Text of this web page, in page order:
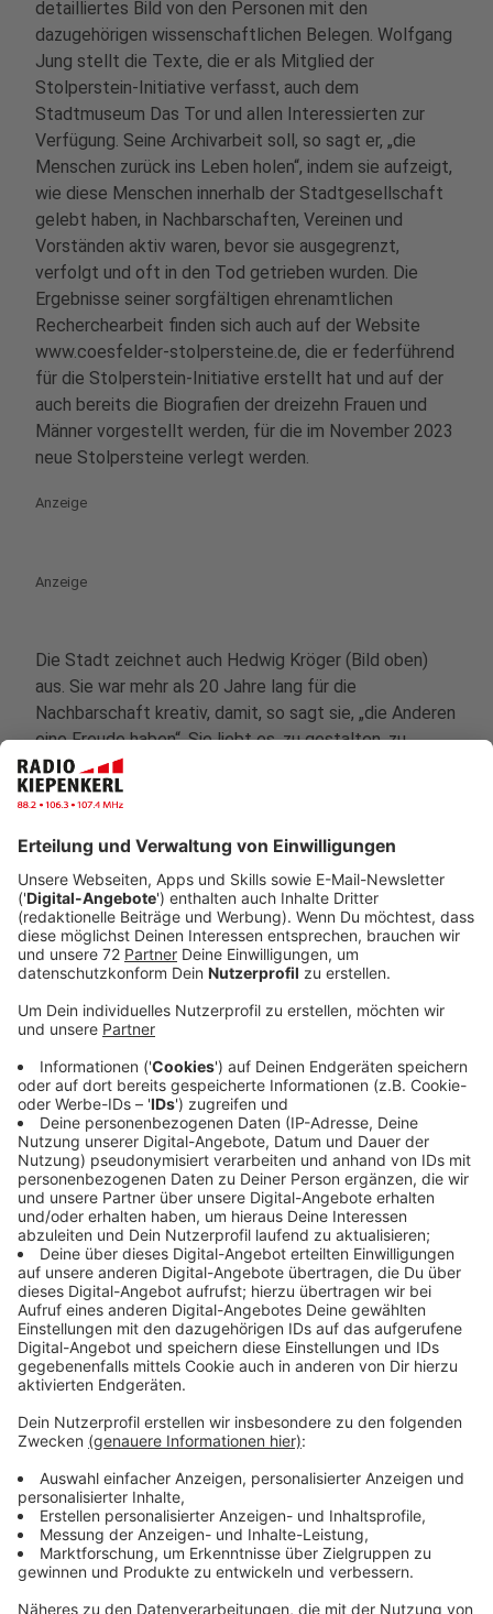
detailliertes Bild von den Personen mit den
dazugehörigen wissenschaftlichen Belegen. Wolfgang
Jung stellt die Texte, die er als Mitglied der
Stolperstein-Initiative verfasst, auch dem
Stadtmuseum Das Tor und allen Interessierten zur
Verfügung. Seine Archivarbeit soll, so sagt er, „die
Menschen zurück ins Leben holen“, indem sie aufzeigt,
wie diese Menschen innerhalb der Stadtgesellschaft
gelebt haben, in Nachbarschaften, Vereinen und
Vorständen aktiv waren, bevor sie ausgegrenzt,
verfolgt und oft in den Tod getrieben wurden. Die
Ergebnisse seiner sorgfältigen ehrenamtlichen
Recherchearbeit finden sich auch auf der Website
www.coesfelder-stolpersteine.de, die er federführend
für die Stolperstein-Initiative erstellt hat und auf der
auch bereits die Biografien der dreizehn Frauen und
Männer vorgestellt werden, für die im November 2023
neue Stolpersteine verlegt werden.
Anzeige
Anzeige
Die Stadt zeichnet auch Hedwig Kröger (Bild oben)
aus. Sie war mehr als 20 Jahre lang für die
Nachbarschaft kreativ, damit, so sagt sie, „die Anderen
eine Freude haben“. Sie liebt es, zu gestalten, zu
dekorieren und zu basteln und diese Eigenschaft
brachte sie 1999 in den Pfarrgemeinderat Herz Jesu,
bewundert werden konnten: Zu Ostern oder Erntedank,
bei Weihnachtsfeiern oder anderen kirchlichen Festen.
Sie brachte sich auch bei Prozessionen und Andachten
mit ein, suchte Texte und Meditationen aus, half bei
der feierlichen Gestaltung und organisierte
Gruppenstunden der kfd. Zehn Jahre lang war Hedwig
Kröger zudem aktiv in der Caritas Goxel, übernahm
Krankenbesuche und gratulierte zu runden
Geburtstagen. Besonders verbunden fühlt sich Hedwig
Kröger der direkten Nachbarschaft. Ihre Freude am
Gestalten zeigte sich bei der Bepflanzung der
Heideschnecke genauso wie beim Schmuck fürs
Heidefest oder in den Kostümen für die Karnevals-
Umzüge. Viele Jahre lang haben Nachbarn der Familie
Kröger den Adventskranz fürs Rondell gebunden und
aufgestellt. An jedem Adventssonntag fand dort
abends ein großes Treffen statt, bei dem
verschiedene Gruppen zu Gast waren. Lieder wurden
gesungen, die Eheleute Kröger boten Glühwein an und
spendeten den Erlös für einen guten Zweck.
Anzeige
Anzeige
Die nächste Preisträgerin, Brigitte Sieverding (Bild
oben), ist eine von 31 aktiven Fahrer:innen im
Bürgerbus Verein – und die mit den meisten